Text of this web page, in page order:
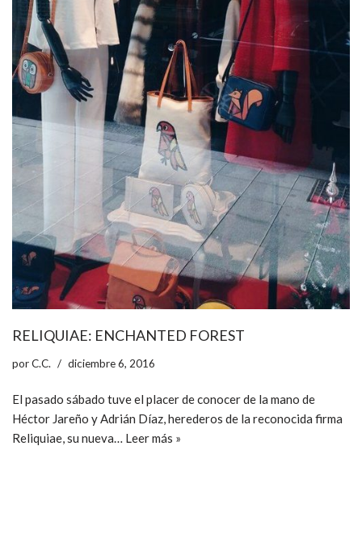
RELIQUIAE: ENCHANTED FOREST
porC.C. diciembre 6, 2016
El pasado sábado tuve el placer de conocer de la mano de
Héctor Jareño y Adrián Díaz, herederos de la reconocida firma
Reliquiae, su nueva… Leer más »